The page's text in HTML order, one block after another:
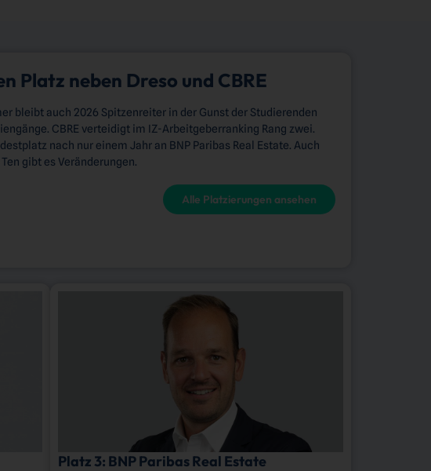
Platz neben Dreso und CBRE
bleibt auch 2026 Spitzenreiter in der Gunst der Studierenden
CBRE verteidigt im IZ-Arbeitgeberranking Rang zwei.
nach nur einem Jahr an BNP Paribas Real Estate. Auch
gibt es Veränderungen.
Alle Platzierungen ansehen
Platz 3: BNP Paribas Real Estate